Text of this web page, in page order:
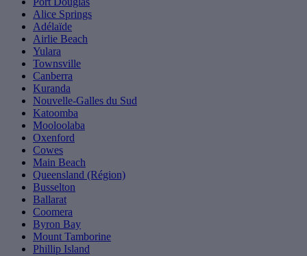
Alice Springs
Adélaïde
Airlie Beach
Yulara
Townsville
Canberra
Kuranda
Nouvelle-Galles du Sud
Katoomba
Mooloolaba
Oxenford
Cowes
Main Beach
Queensland (Région)
Busselton
Ballarat
Coomera
Byron Bay
Mount Tamborine
Phillip Island